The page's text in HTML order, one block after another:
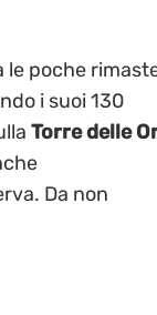
le poche
i suoi 130
Torre delle
Da non